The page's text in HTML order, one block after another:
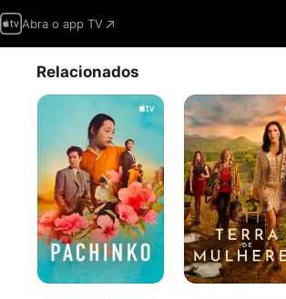
Abra o app TV
Relacionados
Pachinko
Terra
de
Mulheres